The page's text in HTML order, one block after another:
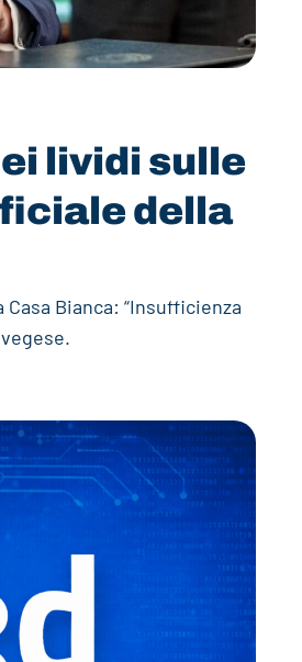
lividi sulle
della
Bianca: “Insufficienza